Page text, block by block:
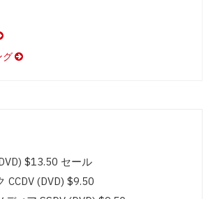
グ
$13.50 セール
CCDV (DVD) $9.50